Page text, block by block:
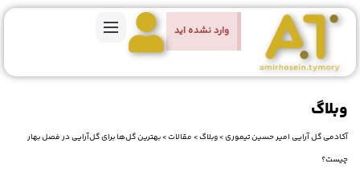
وارد نشده اید
وبلاگ
آکادمی گل آرایی امیر حسین تیموری>وبلاگ>مقالات>بهترین گل‌ها برای گل‌آرایی در فصل بهار
چیست؟